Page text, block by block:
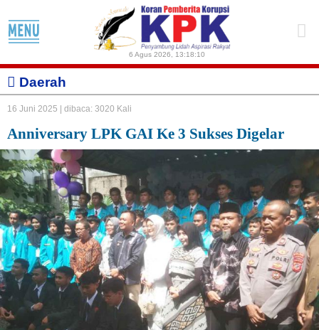
6 Agus 2026 13:18:10
Daerah
16 Juni 2025 | dibaca: 3020 Kali
Anniversary LPK GAI Ke 3 Sukses Digelar